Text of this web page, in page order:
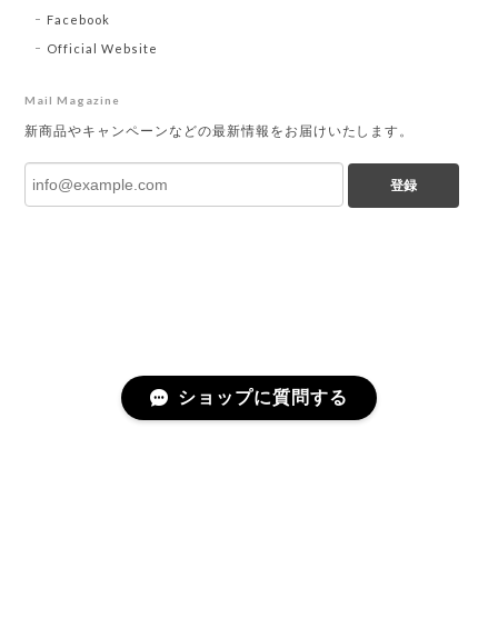
Facebook
Official Website
Mail Magazine
新商品やキャンペーンなどの最新情報をお届けいたします。
登録
ショップに質問する